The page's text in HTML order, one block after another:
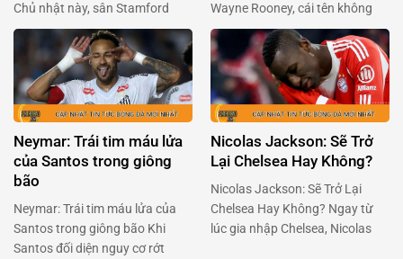
Chủ nhật này, sân Stamford
Bridge sẽ lại bùng nổ với cuộc
đối đầu giữa Arsenal và
Chelsea. Mikel Arteta, người
đang chèo lái con tàu Arsenal,
đã có những chia sẻ quan trọng
về tình hình của Leandro
Trossard, ngôi sao người …
Wayne Rooney, cái tên không
chỉ gắn liền với Manchester
United mà còn là huyền thoại
của bóng đá Anh, đã khiến
người hâm mộ phải cười
nghiêng ngả với tiết lộ mới đây.
Trong một podcast của BBC
Sport, Rooney chia sẻ …
Neymar: Trái tim máu lửa
của Santos trong giông
bão
Neymar: Trái tim máu lửa của
Santos trong giông bão Khi
Santos đối diện nguy cơ rớt
Nicolas Jackson: Sẽ Trở
Lại Chelsea Hay Không?
Nicolas Jackson: Sẽ Trở Lại
Chelsea Hay Không? Ngay từ
lúc gia nhập Chelsea, Nicolas